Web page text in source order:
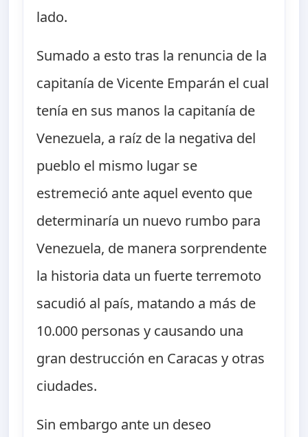
lado.
Sumado a esto tras la renuncia de la
capitanía de Vicente Emparán el cual
tenía en sus manos la capitanía de
Venezuela, a raíz de la negativa del
pueblo el mismo lugar se
estremeció ante aquel evento que
determinaría un nuevo rumbo para
Venezuela, de manera sorprendente
la historia data un fuerte terremoto
sacudió al país, matando a más de
10.000 personas y causando una
gran destrucción en Caracas y otras
ciudades.
Sin embargo ante un deseo